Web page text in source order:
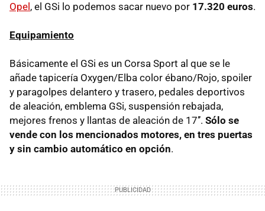
Opel , el GSi lo podemos sacar nuevo por 17.320 euros.
Equipamiento
Básicamente el GSi es un Corsa Sport al que se le
añade tapicería Oxygen/Elba color ébano/Rojo, spoiler
y paragolpes delantero y trasero, pedales deportivos
de aleación, emblema GSi, suspensión rebajada,
mejores frenos y llantas de aleación de 17’’. Sólo se
vende con los mencionados motores, en tres puertas
y sin cambio automático en opción.